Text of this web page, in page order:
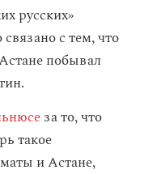
русских»
с тем, что
побывал
за то, что
такое
и Астане,